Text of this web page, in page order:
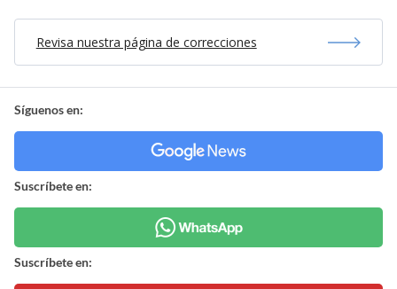
Revisa nuestra página de correcciones
Síguenos en:
Suscríbete en:
Suscríbete en: